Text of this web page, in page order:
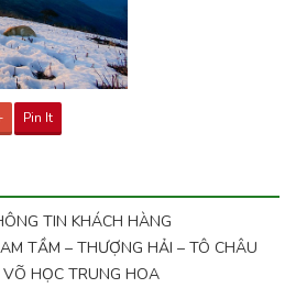
Pin It
TIN KHÁCH HÀNG
TẦM – THƯỢNG HẢI – TÔ CHÂU
HỌC TRUNG HOA